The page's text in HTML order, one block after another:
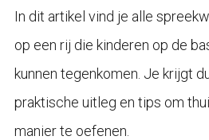
In dit artikel vind je alle
op een rij die kinderen op de
kunnen tegenkomen. Je krijgt
praktische uitleg en tips om
manier te oefenen.